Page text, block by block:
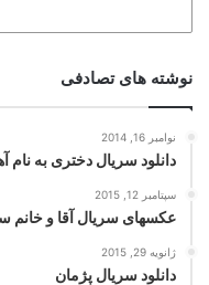
نوشته های تصادفی
نوامبر 16, 2014
دانلود سریال دختری به نام
سپتامبر 12, 2015
عکسهای سریال آقا و خانم
ژانویه 29, 2015
دانلود سریال پژمان